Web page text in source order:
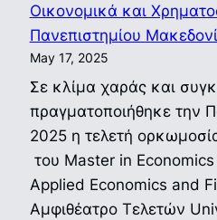
Οικονομικά και
Πανεπιστημίου
May 17, 2025
Σε κλίμα χαράς και
πραγματοποιήθηκε την
2025 η τελετή
του Master in
Applied Economics and
Αμφιθέατρο Τελετών